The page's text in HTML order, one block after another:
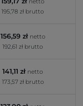
195,78 zł brutto
156,59 zł netto
192,61 zł brutto
141,11 zł netto
173,57 zł brutto